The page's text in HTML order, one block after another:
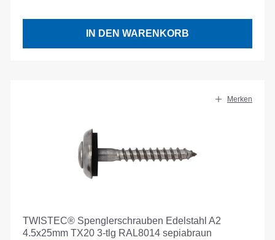
IN DEN WARENKORB
Merken
TWISTEC® Spenglerschrauben Edelstahl A2
4.5x25mm TX20 3-tlg RAL8014 sepiabraun